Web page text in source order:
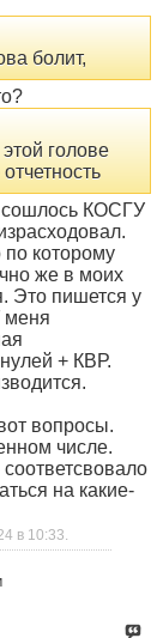
болит,
голове
сошлось КОСГУ
которому
же в моих
Это пишется у
меня
+ КВР.
вопросы.
числе.
на какие-
в 10:33.